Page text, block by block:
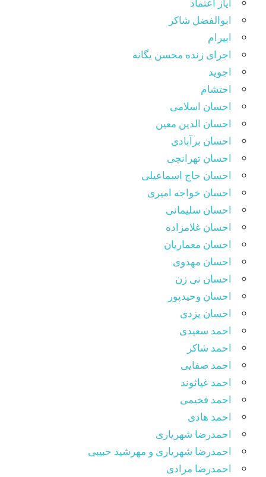
ابوالفضل شاکر
ابیرام
اجرای زنده محسن یگانه
اجوید
احتشام
احسان اسلامی
احسان الدین معین
احسان برآبادی
احسان تهرانچی
احسان حاج اسماعیلی
احسان خواجه امیری
احسان سلیمانی
احسان غلامزاده
احسان معماریان
احسان مهدوی
احسان نی زن
احسان وحیدپور
احسان یزدی
احمد سعیدی
احمد شاکر
احمد صفایی
احمد غیاثوند
احمد فخیمی
احمد هادی
احمدرضا شهریاری
احمدرضا شهریاری و مهرشید حبیبی
احمدرضا مرادی